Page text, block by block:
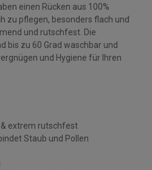
einen Rücken aus 100%
zu pflegen, besonders flach und
und rutschfest. Die
bis zu 60 Grad waschbar und
und Hygiene für Ihren
extrem rutschfest
Staub und Pollen